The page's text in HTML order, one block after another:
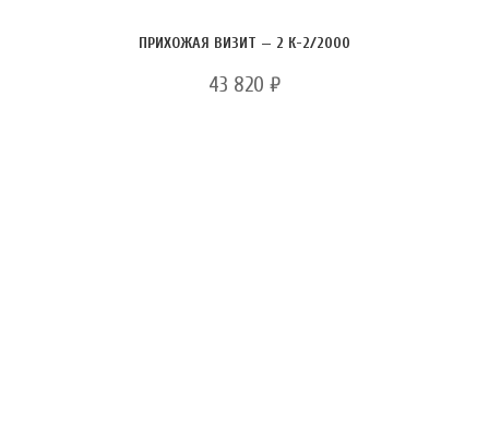
ПРИХОЖАЯ ВИЗИТ — 2 К-2/2000
43 820 ₽